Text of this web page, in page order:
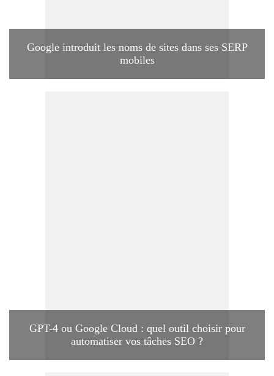
Google introduit les noms de sites dans ses SERP
mobiles
GPT-4 ou Google Cloud : quel outil choisir pour
automatiser vos tâches SEO ?